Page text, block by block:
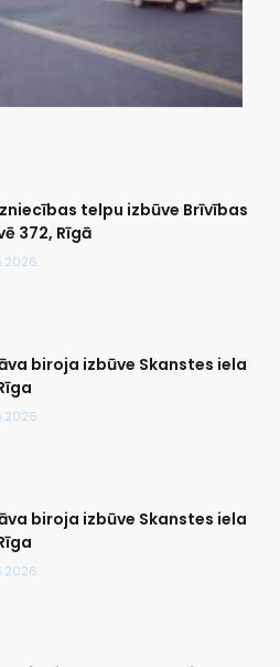
telpu izbūve Brīvības
372, Rīgā
biroja izbūve Skanstes iela
biroja izbūve Skanstes iela